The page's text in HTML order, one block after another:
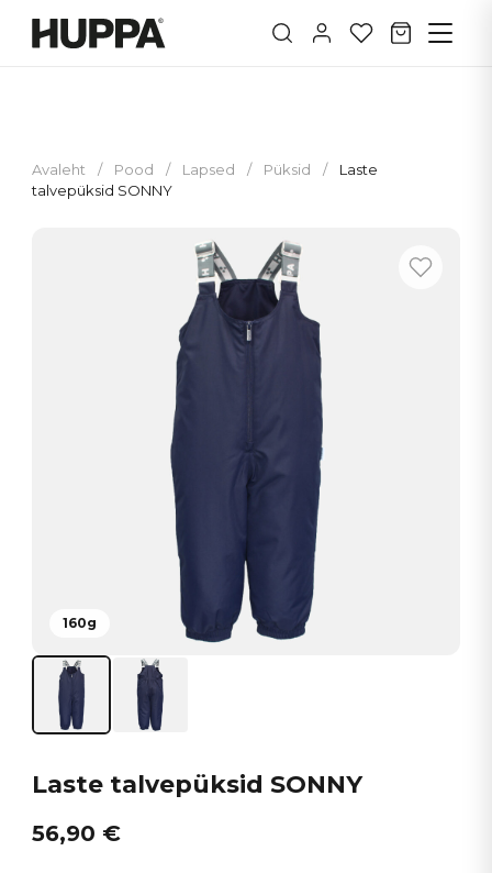
Avaleht / Pood / Lapsed / Püksid /
Laste
talvepüksid SONNY
160g
Laste talvepüksid SONNY
56,90 €